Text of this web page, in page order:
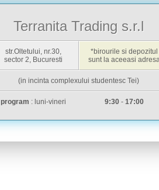
Terranita Trading s.r.l
str.Oltetului, nr.30,
sector 2, Bucuresti
*birourile si depozitul
sunt la aceeasi
(in incinta complexului studentesc Tei)
program : luni-vineri 9:30- 17:00